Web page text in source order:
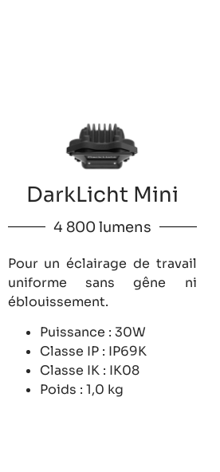
DarkLicht Mini
4 800 lumens
Pour un éclairage de travail
uniforme sans gêne ni
éblouissement.
Puissance : 30W
Classe IP : IP69K
Classe IK : IK08
Poids : 1,0 kg